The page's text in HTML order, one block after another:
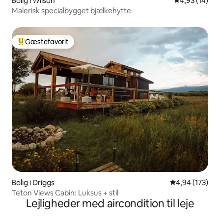
Malerisk specialbygget bjælkehytte
Bedste gæstefavorit
Gæstefavorit
Bolig i Driggs 4,94 ud af 5 i
4,94 (173)
Teton Views Cabin: Luksus + stil
Lejligheder med aircondition til leje